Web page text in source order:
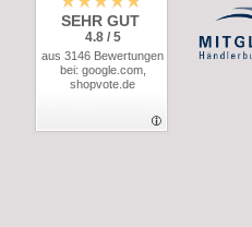
SEHR GUT
4.8 / 5
aus 3146 Bewertungen
bei: google.com,
shopvote.de